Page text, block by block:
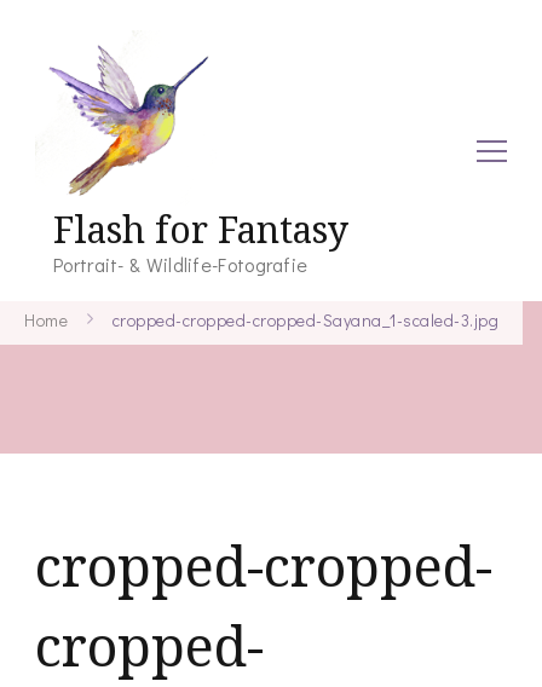
Flash for Fantasy
Portrait- & Wildlife-Fotografie
Home cropped-cropped-cropped-Sayana_1-scaled-3.jpg
cropped-cropped-
cropped-